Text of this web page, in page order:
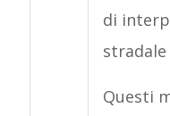
di
Questi